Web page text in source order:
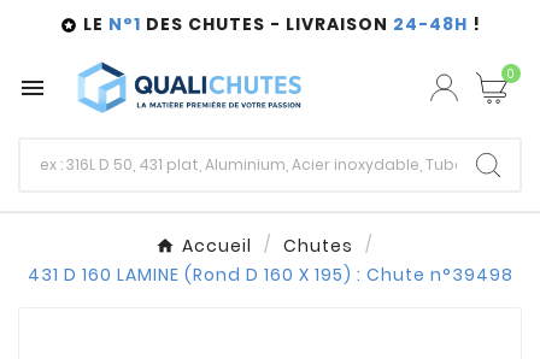
 LE N°1 DES CHUTES - LIVRAISON 24-48H !
 0
Accueil
Chutes
431 D 160 LAMINE (Rond D 160 X 195) : Chute n°39498